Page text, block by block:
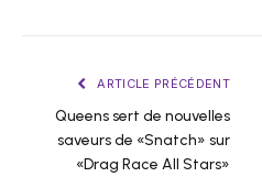
ARTICLE PRÉCÉDENT
Queens sert de nouvelles
saveurs de «Snatch» sur
«Drag Race All Stars»